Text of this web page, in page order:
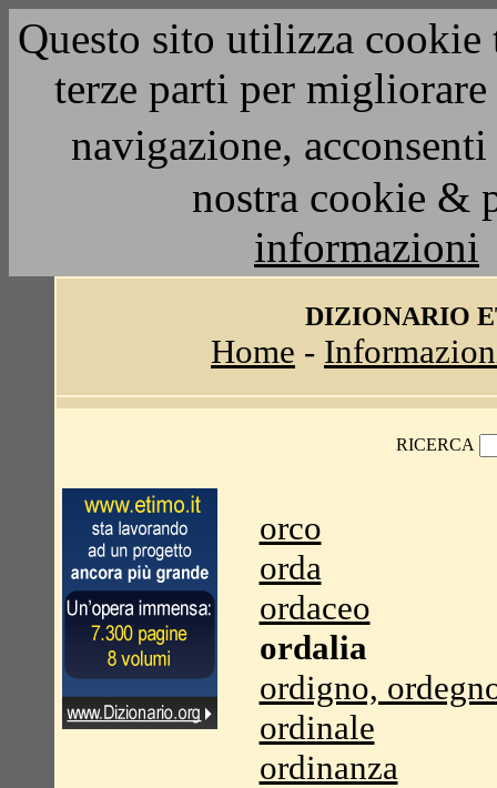
Questo sito utilizza
terze parti per
navigazione,
nostra cookie &
informazioni
DIZIONARIO
Home -
RICERCA
orco
orda
ordaceo
ordalia
ordigno,
ordinale
ordinanza